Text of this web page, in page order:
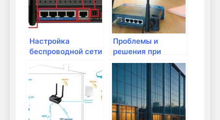
Настройка
беспроводной сети
Проблемы и
решения при
установке и
настройке Wi-Fi
сети в доме